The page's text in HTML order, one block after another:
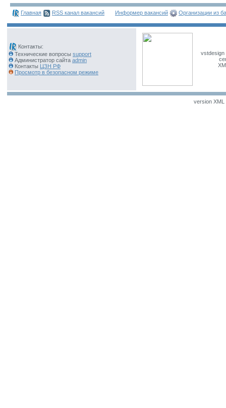
Главная RSS канал вакансий Информер вакансий Организации из
Контакты:
Технические вопросы support
Администратор сайта admin
Контакты ЦЗН РФ
Просмотр в безопасном режиме
vstdesign
version